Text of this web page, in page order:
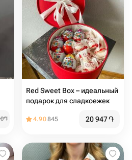
֏
Red Sweet Box – идеальный
подарок для сладкоежек
4.90845 20 947֏